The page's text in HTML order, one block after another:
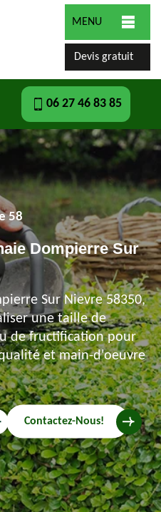
MENU
Devis gratuit
06 27 46 83 85
58
Dompierre Sur
Sur Nievre 58350,
une taille de
de fructification pour
et main-d'oeuvre
Contactez-Nous!